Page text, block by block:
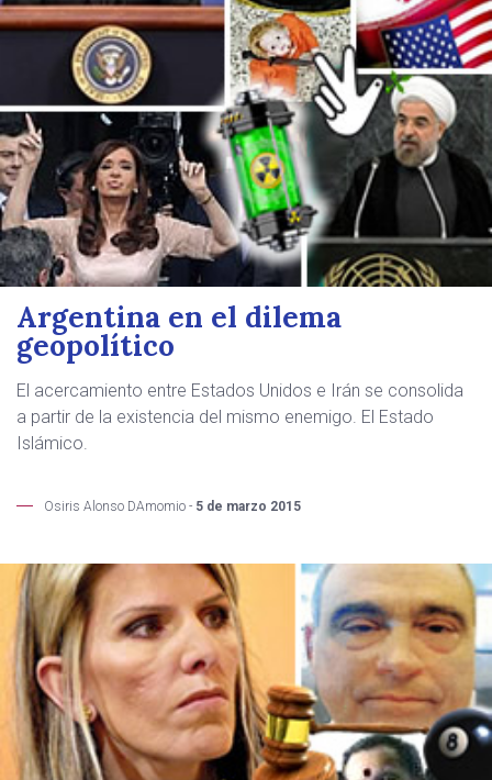
Argentina en el dilema
geopolítico
El acercamiento entre Estados Unidos e Irán se consolida
a partir de la existencia del mismo enemigo. El Estado
Islámico.
Osiris Alonso DAmomio - 5 de marzo 2015